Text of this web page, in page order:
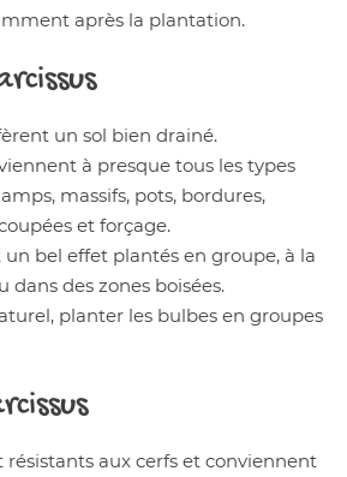
après la plantation.
un sol bien drainé.
à presque tous les types
massifs, pots, bordures,
et forçage.
un bel effet plantés en groupe, à la
dans des zones boisées.
planter les bulbes en groupes
résistants aux cerfs et conviennent